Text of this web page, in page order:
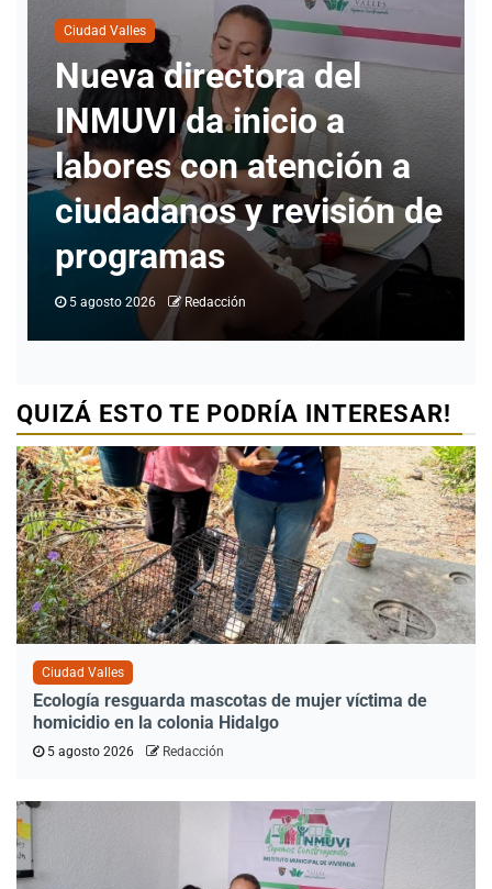
a
de
Ciudad Valles
Cuatro personas han
solicitado información
para realizar cambio
identidad en Ciudad
Valles
4 agosto 2026 Redacción
QUIZÁ ESTO TE PODRÍA INTERESAR!
Ciudad Valles
Ecología resguarda mascotas de mujer víctima de
homicidio en la colonia Hidalgo
5 agosto 2026 Redacción